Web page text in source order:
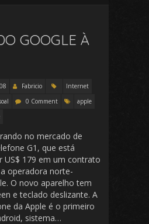
GOOGLE À
Fabricio
Internet
0 Comment
apple
no mercado de
G1, que está
US$ 179 em um contrato
operadora norte-
O novo aparelho tem
e teclado deslizante. A
da Apple é o primeiro
sistema…